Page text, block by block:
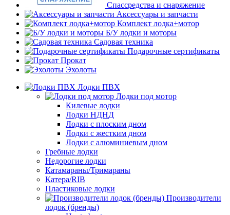
Спассредства и снаряжение
Аксессуары и запчасти
Комплект лодка+мотор
Б/У лодки и моторы
Садовая техника
Подарочные сертификаты
Прокат
Эхолоты
Лодки ПВХ
Лодки под мотор
Килевые лодки
Лодки НДНД
Лодки с плоским дном
Лодки с жестким дном
Лодки с алюминиевым дном
Гребные лодки
Недорогие лодки
Катамараны/Тримараны
Катера/RIB
Пластиковые лодки
Производители
лодок (бренды)